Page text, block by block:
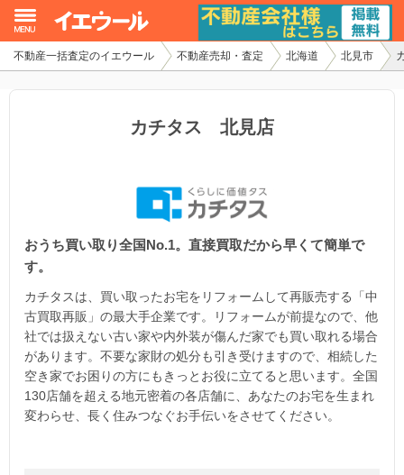
不動産一括査定のイエウール 不動産売却・査定 北海道 北見市
カチタス 北見店
おうち買い取り全国No.1。直接買取だから早くて簡単で
す。
カチタスは、買い取ったお宅をリフォームして再販売する「中
古買取再販」の最大手企業です。リフォームが前提なので、他
社では扱えない古い家や内外装が傷んだ家でも買い取れる場合
があります。不要な家財の処分も引き受けますので、相続した
空き家でお困りの方にもきっとお役に立てると思います。全国
130店舗を超える地元密着の各店舗に、あなたのお宅を生まれ
変わらせ、長く住みつなぐお手伝いをさせてください。
イエウール加盟希望の不動産会社様
不動産の売却・一括査定
家査定シミュレーター
お問い合わせ